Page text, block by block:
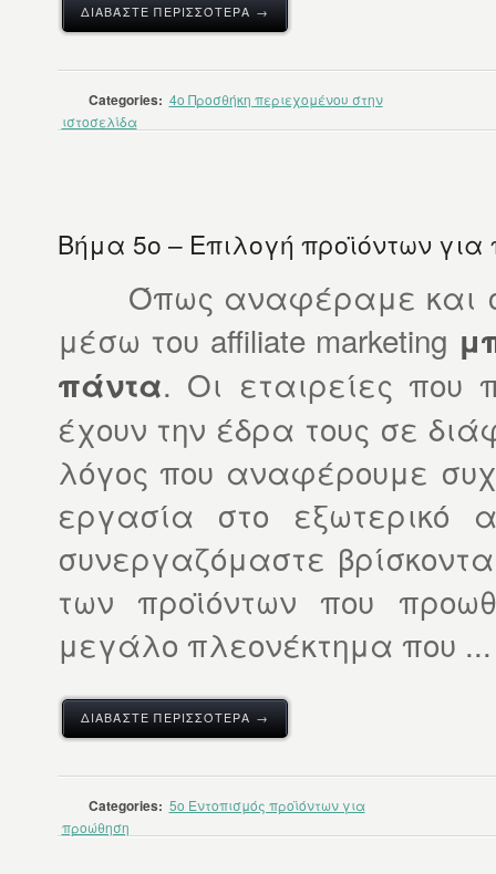
ΔΙΑΒΆΣΤΕ ΠΕΡΙΣΣΌΤΕΡΑ →
Categories: 4o Προσθήκη περιεχομένου στην
ιστοσελίδα
Βήμα 5ο – Επιλογή προϊόντων
Όπως αναφέραμε και σε
μέσω του affiliate marketing
πάντα. Οι εταιρείες που
έχουν την έδρα τους σε
λόγος που αναφέρουμε
εργασία στο εξωτερικό
συνεργαζόμαστε
των προϊόντων που
μεγάλο πλεονέκτημα που ...
ΔΙΑΒΆΣΤΕ ΠΕΡΙΣΣΌΤΕΡΑ →
Categories: 5o Εντοπισμός προϊόντων για
προώθηση